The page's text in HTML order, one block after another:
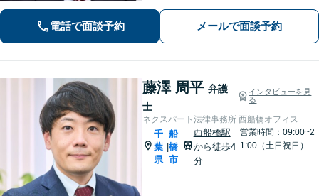
親身にサポートし解決へ。【企業勤め
経験有の弁護士】
電話で面談予約 メールで面談予約
藤澤 周平 弁護
士
インタビューを見
る
ネクスパート法律事務所 西船橋オフィス
千
葉
県
|
船
橋
市
西船橋駅
から徒歩4
分
営業時間：09:00~2
1:00（土日祝日）